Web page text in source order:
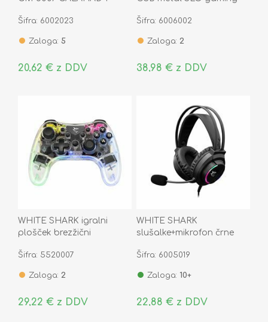
Šifra: 6002023
Zaloga: 5
20,62 € z DDV
Šifra: 6006002
Zaloga: 2
38,98 € z DDV
WHITE SHARK igralni
plošček brezžični
8039 LEGION
Šifra: 5520007
Zaloga: 2
29,22 € z DDV
WHITE SHARK
slušalke+mikrofon črne
Šifra: 6005019
Zaloga: 10+
22,88 € z DDV